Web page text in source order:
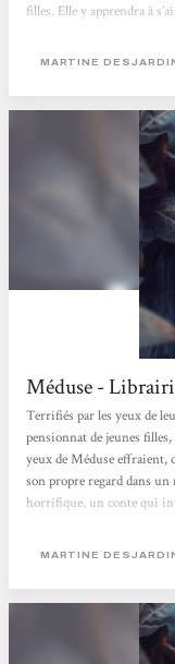
filles. Elle y apprendra à
avertissement...
MARTINE
Méduse -
Terrifiés par les yeux de
pensionnat de jeunes filles,
yeux de Méduse effraient,
son propre regard dans
horrifique, un conte qui
MARTINE